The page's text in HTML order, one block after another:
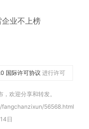
业不上榜
国际许可协议 进行许可
，欢迎分享和转发。
56568.html
日